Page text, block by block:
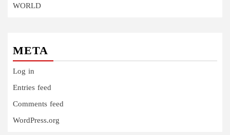
WORLD
META
Log in
Entries feed
Comments feed
WordPress.org